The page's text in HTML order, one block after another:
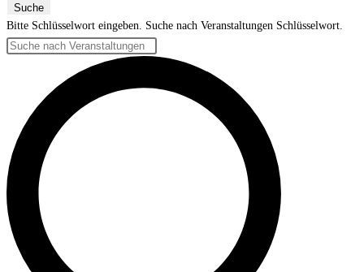
Suche
Bitte Schlüsselwort eingeben. Suche nach Veranstaltungen Schlüsselwort.